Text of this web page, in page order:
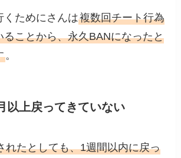
くためにさんは複数回チート行為
ることから、永久BANになったと
。
以上戻ってきていない
れたとしても、1週間以内に戻っ